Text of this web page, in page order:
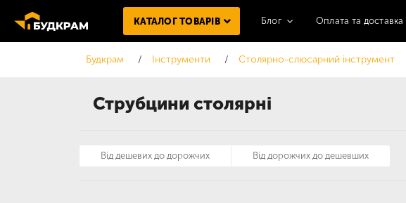
Струбцини столярні
КАТАЛОГ ТОВАРІВ Блог Оплата та доставка
Будкрам Інструменти Столярно-слюсарний інструмент
Від дешевих до дорожчих Від дорожчих до дешевших